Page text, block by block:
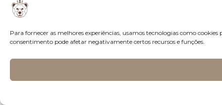
Para fornecer as melhores experiências, usamos tecnologias como
consentimento pode afetar negativamente certos recursos e funções.